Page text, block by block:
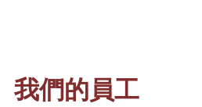
我們的員工